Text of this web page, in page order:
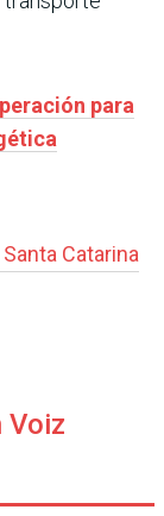
para
Catarina
Voiz